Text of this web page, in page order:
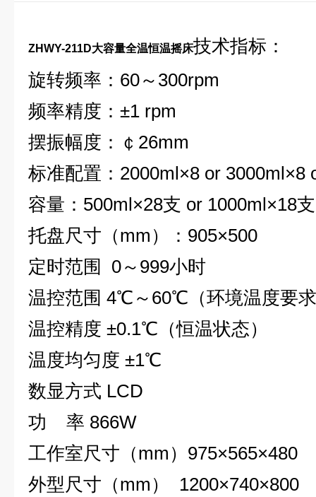
ZHWY-211D大容量全温恒温摇床技术指标：
旋转频率：60～300rpm
频率精度：±1 rpm
摆振幅度：￠26mm
标准配置：2000ml×8 or 3000ml×8
容量：500ml×28支 or 1000ml×18支
托盘尺寸（mm）：905×500
定时范围 0～999小时
温控范围 4℃～60℃（环境温度要
温控精度 ±0.1℃（恒温状态）
温度均匀度 ±1℃
数显方式 LCD
功 率 866W
工作室尺寸（mm）975×565×480
外型尺寸（mm） 1200×740×800